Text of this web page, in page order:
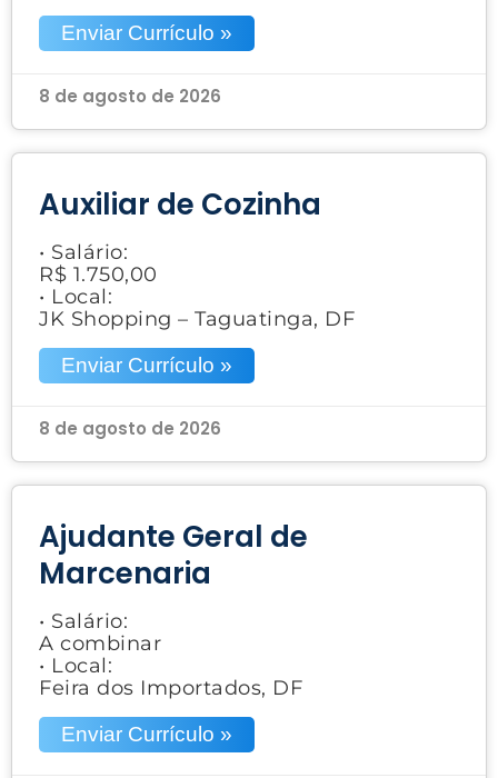
Enviar Currículo »
8 de agosto de 2026
Auxiliar de Cozinha
• Salário:
R$ 1.750,00
• Local:
JK Shopping – Taguatinga, DF
Enviar Currículo »
8 de agosto de 2026
Ajudante Geral de
Marcenaria
• Salário:
A combinar
• Local:
Feira dos Importados, DF
Enviar Currículo »